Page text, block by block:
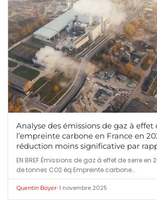
Analyse des émissions de gaz à effet
l’empreinte carbone en France en
réduction moins significative par
EN BREF Émissions de gaz à effet de serre en
de tonnes CO2 éq Empreinte carbone…
Quentin Boyer•1 novembre 2025